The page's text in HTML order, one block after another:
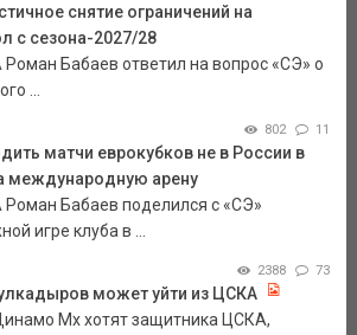
снятие ограничений на
с сезона-2027/28
Бабаев ответил на вопрос «СЭ» о
...
802 11
матчи еврокубков не в России в
международную арену
Бабаев поделился с «СЭ»
игре клуба в ...
2388 73
может уйти из ЦСКА
Мх хотят защитника ЦСКА,